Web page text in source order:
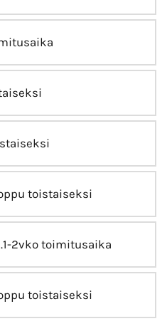
toistaiseksi
2vko toimitusaika
toistaiseksi